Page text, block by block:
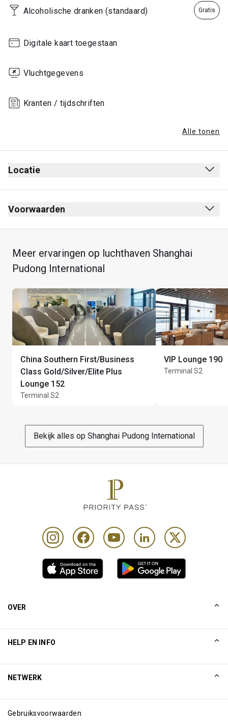
Alcoholische dranken (standaard) Gratis
Digitale kaart toegestaan
Vluchtgegevens
Kranten / tijdschriften
Alle tonen
Locatie
Vertrekhal
Na de veiligheidscontrole
Upper-verdieping
Volg de borden naar de lounge
Voorwaarden
Rookruimte uit de lounge
Geen dresscode
Max. verblijfsduur: 2 uur
Meer ervaringen op luchthaven Shanghai
Pudong International
China Southern First/Business
Class Gold/Silver/Elite Plus
Lounge 152
Terminal S2
VIP Lounge 190
Terminal S2
Bekijk alles op Shanghai Pudong International
OVER
Excellence Awards
Blog
HELP EN INFO
NETWERK
Gebruiksvoorwaarden